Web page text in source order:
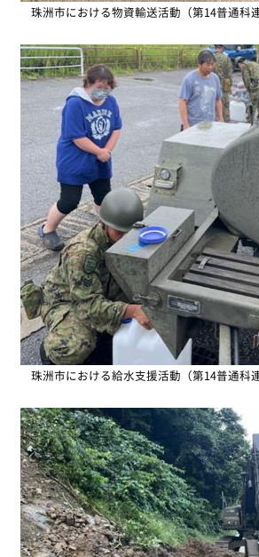
珠洲市における物資輸送活動（第14普通
珠洲市における給水支援活動（第14普通